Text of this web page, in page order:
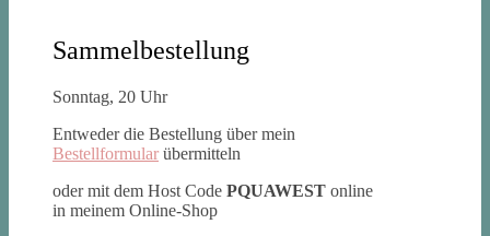
Sammelbestellung
Sonntag, 20 Uhr
Entweder die Bestellung über mein
Bestellformular übermitteln
oder mit dem Host Code PQUAWEST online
in meinem Online-Shop